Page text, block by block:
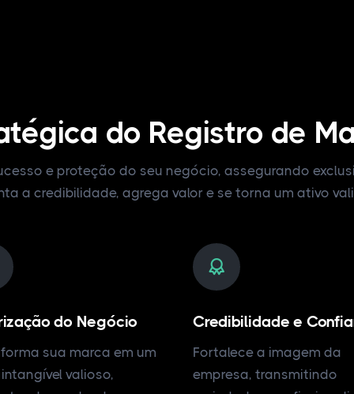
do Registro de
e proteção do seu negócio, assegurando
a credibilidade, agrega valor e se torna um ativo
do Negócio
sua marca em um
valioso,
Credibilidade e
Fortalece a imagem da
empresa, transmitindo